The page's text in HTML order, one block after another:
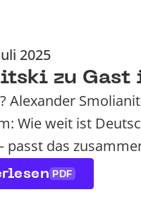
2025
zu
Wie weit ist
passt das